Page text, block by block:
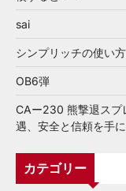
sai
シンプリッチの使い
OB6弾
CAー230 熊撃退スプ
遇、安全と信頼を手に
カテゴリー